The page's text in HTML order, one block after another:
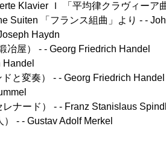
Klavier Ｉ 「平均律クラヴィーア
Suiten 「フランス組曲」より - -
Haydn
冶屋） - - Georg Friedrich Handel
と変奏） - - Georg Friedrich Handel
ナード） - - Franz Stanislaus
- - Gustav Adolf Merkel